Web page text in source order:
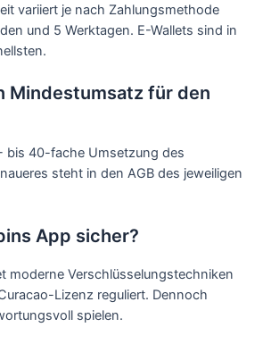
variiert je nach Zahlungsmethode
und 5 Werktagen. E-Wallets sind in
Mindestumsatz für den
bis 40-fache Umsetzung des
steht in den AGB des jeweiligen
App sicher?
moderne Verschlüsselungstechniken
Lizenz reguliert. Dennoch
spielen.